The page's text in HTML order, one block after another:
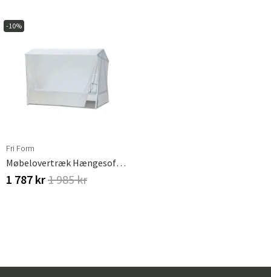
-10%
Fri Form
Møbelovertræk Hængesofa Aluminium
1 787 kr1 985 kr